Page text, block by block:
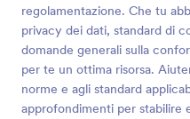
regolamentazione. Che tu
privacy dei dati, standard di
domande generali sulla
per te un ottima risorsa.
norme e agli standard
approfondimenti per stabilire